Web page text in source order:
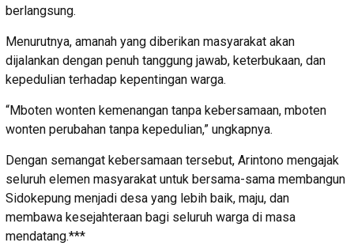
berlangsung.
Menurutnya, amanah yang diberikan masyarakat akan
dijalankan dengan penuh tanggung jawab, keterbukaan, dan
kepedulian terhadap kepentingan warga.
“Mboten wonten kemenangan tanpa kebersamaan, mboten
wonten perubahan tanpa kepedulian,” ungkapnya.
Dengan semangat kebersamaan tersebut, Arintono mengajak
seluruh elemen masyarakat untuk bersama-sama membangun
Sidokepung menjadi desa yang lebih baik, maju, dan
membawa kesejahteraan bagi seluruh warga di masa
mendatang.***